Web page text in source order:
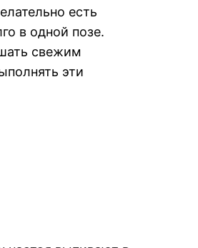
есть
в одной позе.
свежим
эти